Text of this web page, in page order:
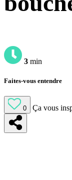
3 min
Faites-vous entendre
0 Ça vous